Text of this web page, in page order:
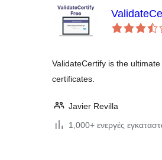
ValidateCertify is the
certificates.
Javier Revilla
1,000+ ενεργές